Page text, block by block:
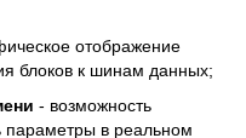
отображение
блоков к шинам данных;
- возможность
параметры в реальном